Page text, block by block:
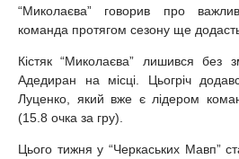
“Миколаєва” говорив про
команда протягом сезону ще
Кістяк “Миколаєва” лишився без
Адедиран на місці. Цьогріч
Луценко, який вже є лідером
(15.8 очка за гру).
Цього тижня у “Черкаських Мавп”